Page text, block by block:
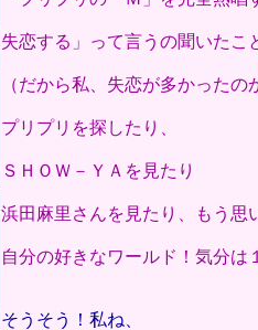
失恋する」って言うの聞いたこ
（だから私、失恋が多かったの
プリプリを探したり、
ＳＨＯＷ－ＹＡを見たり
浜田麻里さんを見たり、もう思
自分の好きなワールド！気分は
そうそう！私ね、